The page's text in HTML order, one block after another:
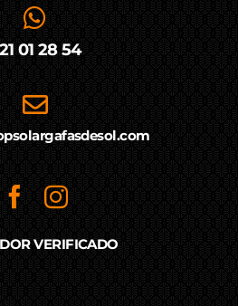
01 28 54
VERIFICADO